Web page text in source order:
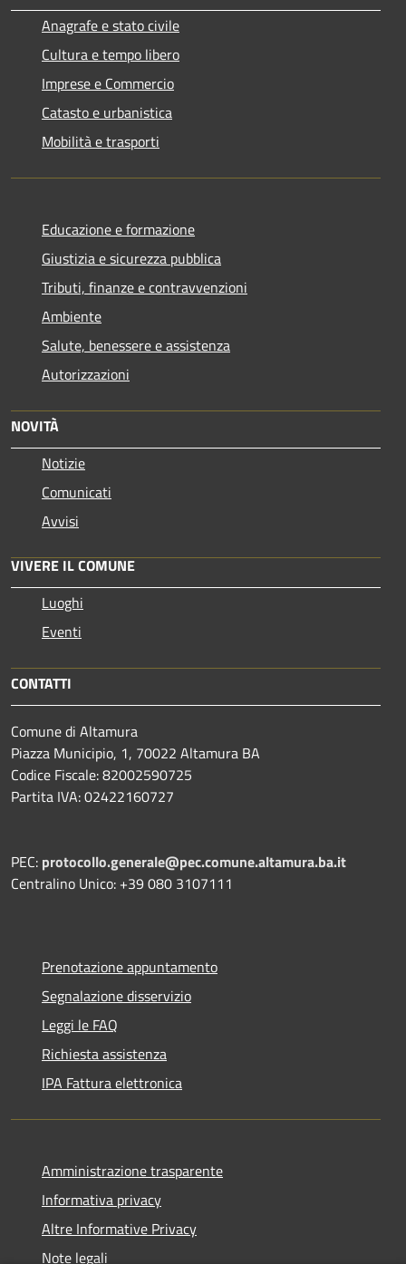
Anagrafe e stato civile
Cultura e tempo libero
Imprese e Commercio
Catasto e urbanistica
Mobilità e trasporti
Educazione e formazione
Giustizia e sicurezza pubblica
Tributi, finanze e contravvenzioni
Ambiente
Salute, benessere e assistenza
Autorizzazioni
NOVITÀ
Notizie
Comunicati
Avvisi
VIVERE IL COMUNE
Luoghi
Eventi
CONTATTI
Comune di Altamura
Piazza Municipio, 1, 70022 Altamura BA
Codice Fiscale: 82002590725
Partita IVA: 02422160727
PEC: protocollo.generale@pec.comune.altamura.ba.it
Centralino Unico: +39 080 3107111
Prenotazione appuntamento
Segnalazione disservizio
Leggi le FAQ
Richiesta assistenza
IPA Fattura elettronica
Amministrazione trasparente
Informativa privacy
Altre Informative Privacy
Note legali